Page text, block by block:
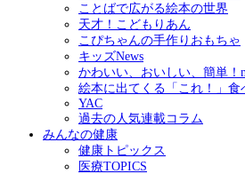
ことばで広がる絵本の世界
天才！こどもりあん
こぴちゃんの手作りおもちゃ
キッズNews
かわいい、おいしい、簡単！
絵本に出てくる「これ！」食
YAC
過去の人気連載コラム
みんなの健康
健康トピックス
医療TOPICS